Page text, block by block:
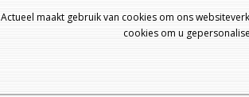
maakt gebruik van cookies om ons
cookies om u